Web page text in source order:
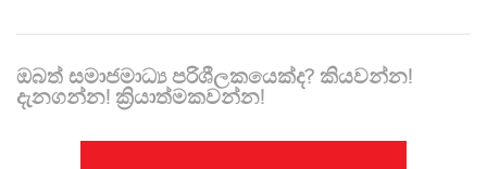
ඔබත් සමාජමාධ්‍ය පරිශීලකයෙක්ද? කියවන්න!
දැනගන්න! ක්‍රියාත්මකවන්න!